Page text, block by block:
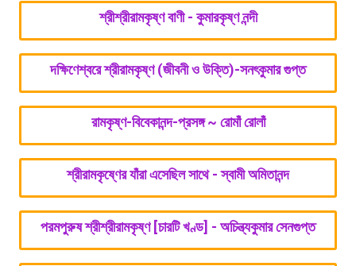
শ্রীশ্রীরামকৃষ্ণ বাণী - কুমারকৃষ্ণ নন্দী
দক্ষিণেশ্বরে শ্রীরামকৃষ্ণ (জীবনী ও উক্তি)-সনৎকুমার গুপ্ত
রামকৃষ্ণ-বিবেকানন্দ-প্রসঙ্গ ~ রোমাঁ রোলাঁ
শ্রীরামকৃষ্ণের যাঁরা এসেছিল সাথে - স্বামী অমিতানন্দ
পরমপুরুষ শ্রীশ্রীরামকৃষ্ণ [চারটি খণ্ড] - অচিন্ত্যকুমার সেনগুপ্ত